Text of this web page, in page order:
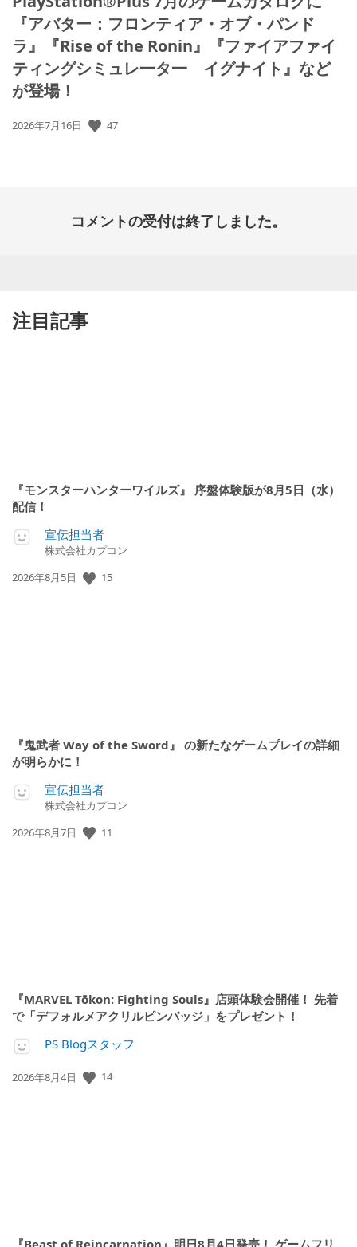
『アバター：フロンティア・オブ・パンド
ラ』『Rise of the Ronin』『ファイアファイ
ティングシミュレ一タ一 イグナイト』など
が登場！
公
2026年7月16日 47
コメントの受付は終了しました。
注目記事
『モンスターハンターワイルズ』 序盤体験版が8月5日（水）
配信！
宣伝担当者
株式会社カプコン
公
2026年8月5日 15
『鬼武者 Way of the Sword』 の新たなゲームプレイの詳細
が明らかに！
宣伝担当者
株式会社カプコン
公
2026年8月7日 11
『MARVEL Tōkon: Fighting Souls』店頭体験会開催！ 先着
で「デフォルメアクリルピンバッジ」をプレゼント！
PS Blogスタッフ
公
2026年8月4日 14
『Beast of Reincarnation』明日8月4日発売！ ゲームフリ